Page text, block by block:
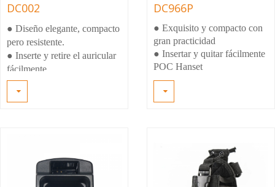
DC002
● Diseño elegante, compacto
pero resistente.
● Inserte y retire el auricular
fácilmente
●LED de estado de carga
para un fácil monitoreo y
DC966P
● Exquisito y compacto con
gran practicidad
● Insertar y quitar fácilmente
POC Hanset
● Estado de carga del diseño
Color Light para un fácil
monitoreo y administración
control de carga y protección
de anulación